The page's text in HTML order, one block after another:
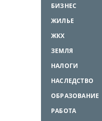
БИЗНЕС
ЖИЛЬЕ
ЖКХ
ЗЕМЛЯ
НАЛОГИ
НАСЛЕДСТВО
ОБРАЗОВАНИЕ
РАБОТА